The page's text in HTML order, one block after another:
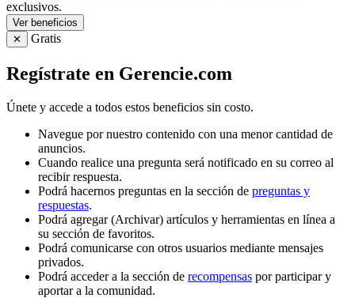
exclusivos.
Ver beneficios
✕
Gratis
Regístrate en Gerencie.com
Únete y accede a todos estos beneficios sin costo.
Navegue por nuestro contenido con una menor cantidad de
anuncios.
Cuando realice una pregunta será notificado en su correo al
recibir respuesta.
Podrá hacernos preguntas en la sección de preguntas y
respuestas.
Podrá agregar (Archivar) artículos y herramientas en línea a
su sección de favoritos.
Podrá comunicarse con otros usuarios mediante mensajes
privados.
Podrá acceder a la sección de recompensas por participar y
aportar a la comunidad.